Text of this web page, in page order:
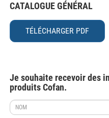
CATALOGUE GÉNÉRAL
TÉLÉCHARGER PDF
Je souhaite recevoir des
produits Cofan.